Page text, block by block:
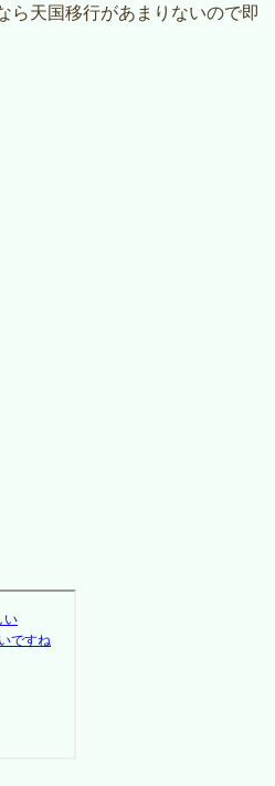
ら天国移行があまりないので即